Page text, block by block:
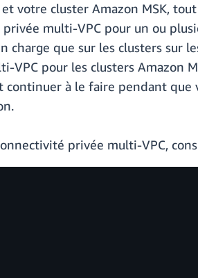
votre cluster Amazon MSK,
multi-VPC pour un ou
que sur les clusters sur
VPC pour les clusters Amazon
à le faire pendant que
privée multi-VPC,